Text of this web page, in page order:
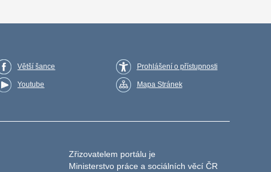
Větší šance
Youtube
Prohlášení o přístupnosti
Mapa Stránek
Zřizovatelem portálu je
Ministerstvo práce a sociálních věcí ČR